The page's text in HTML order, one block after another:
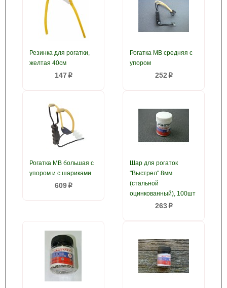
Резинка для рогатки,
желтая 40см
147 p
Рогатка MB средняя с
упором
252 p
Рогатка MB большая с
упором и с шариками
609p
Шар для рогаток
"Выстрел" 8мм
(стальной
оцинкованный), 100шт
263p